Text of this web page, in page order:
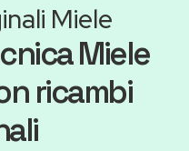
Miele
Miele
ricambi